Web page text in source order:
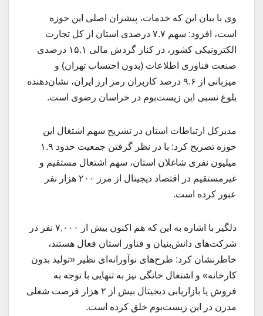
وی با بیان این که خدمات، پیشران اصلی این حوزه
است، افزود: سهم ۷.۷ درصدی استان از کل تجارت
الکترونیکی کشور، در کنار گردش مالی ۱۵.۱ درصدی
صنعت فناوری اطلاعات (بدون احتساب تهران) و
میزبانی از ۹.۶ درصد کاربران رمز ارز ایران، نشان‌دهنده
بلوغ نسبی این زیست‌بوم در خراسان رضوی است.
مدیرکل ارتباطات استان در تشریح سهم اشتغال این
حوزه تصریح کرد: با در نظر گرفتن جمعیت حدود ۱.۹
میلیون نفری شاغلان استان، سهم اشتغال مستقیم و
غیرمستقیم در اقتصاد دیجیتال از مرز ۲۰۰ هزار نفر
عبور کرده است.
دلگیر با اشاره به این که هم اکنون بیش از ۷,۰۰۰ نفر در
شرکت‌های دانش‌بنیان و فناور استان فعال هستند،
خاطرنشان کرد: طرح‌های نوآورانه‌ای نظیر «تولید بدون
کارخانه» و اشتغال خانگی نیز به تنهایی با توجه به
فروش یا بازاریابی دیجیتال بیش از ۲ هزار فرصت شغلی
مدرن در این زیست‌بوم خلق کرده است.